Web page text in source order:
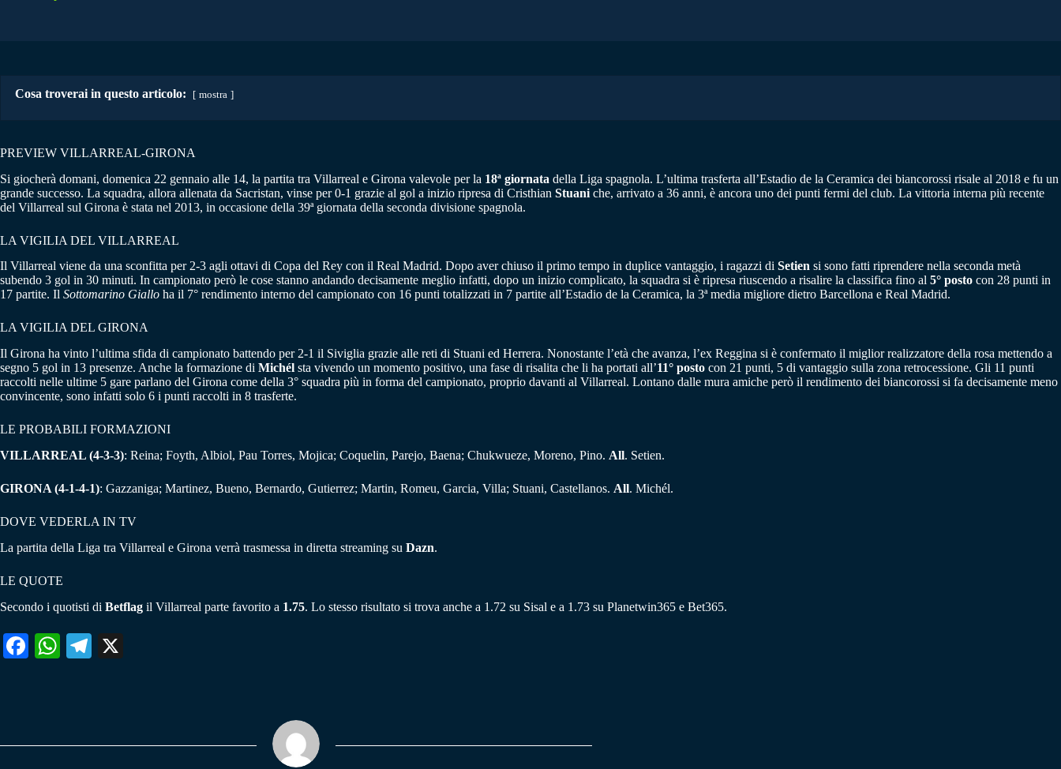
Cosa troverai in questo articolo: mostra
PREVIEW VILLARREAL-GIRONA
Si giocherà domani, domenica 22 gennaio alle 14, la partita tra Villarreal e Girona valevole per la 18ª giornata della Liga spagnola. L’ultima trasferta all’Estadio de la Ceramica dei biancorossi risale al 2018 e fu un
grande successo. La squadra, allora allenata da Sacristan, vinse per 0-1 grazie al gol a inizio ripresa di Cristhian Stuani che, arrivato a 36 anni, è ancora uno dei punti fermi del club. La vittoria interna più recente
del Villarreal sul Girona è stata nel 2013, in occasione della 39ª giornata della seconda divisione spagnola.
LA VIGILIA DEL VILLARREAL
Il Villarreal viene da una sconfitta per 2-3 agli ottavi di Copa del Rey con il Real Madrid. Dopo aver chiuso il primo tempo in duplice vantaggio, i ragazzi di Setien si sono fatti riprendere nella seconda metà
subendo 3 gol in 30 minuti. In campionato però le cose stanno andando decisamente meglio infatti, dopo un inizio complicato, la squadra si è ripresa riuscendo a risalire la classifica fino al 5° posto con 28 punti in
17 partite. Il Sottomarino Giallo ha il 7° rendimento interno del campionato con 16 punti totalizzati in 7 partite all’Estadio de la Ceramica, la 3ª media migliore dietro Barcellona e Real Madrid.
LA VIGILIA DEL GIRONA
Il Girona ha vinto l’ultima sfida di campionato battendo per 2-1 il Siviglia grazie alle reti di Stuani ed Herrera. Nonostante l’età che avanza, l’ex Reggina si è confermato il miglior realizzatore della rosa mettendo a
segno 5 gol in 13 presenze. Anche la formazione di Michél sta vivendo un momento positivo, una fase di risalita che li ha portati all’11° posto con 21 punti, 5 di vantaggio sulla zona retrocessione. Gli 11 punti
raccolti nelle ultime 5 gare parlano del Girona come della 3° squadra più in forma del campionato, proprio davanti al Villarreal. Lontano dalle mura amiche però il rendimento dei biancorossi si fa decisamente meno
convincente, sono infatti solo 6 i punti raccolti in 8 trasferte.
LE PROBABILI FORMAZIONI
VILLARREAL (4-3-3): Reina; Foyth, Albiol, Pau Torres, Mojica; Coquelin, Parejo, Baena; Chukwueze, Moreno, Pino. All. Setien.
GIRONA (4-1-4-1): Gazzaniga; Martinez, Bueno, Bernardo, Gutierrez; Martin, Romeu, Garcia, Villa; Stuani, Castellanos. All. Michél.
DOVE VEDERLA IN TV
La partita della Liga tra Villarreal e Girona verrà trasmessa in diretta streaming su Dazn.
LE QUOTE
Secondo i quotisti di Betflag il Villarreal parte favorito a 1.75. Lo stesso risultato si trova anche a 1.72 su Sisal e a 1.73 su Planetwin365 e Bet365.
Fa W
pp
Te
m